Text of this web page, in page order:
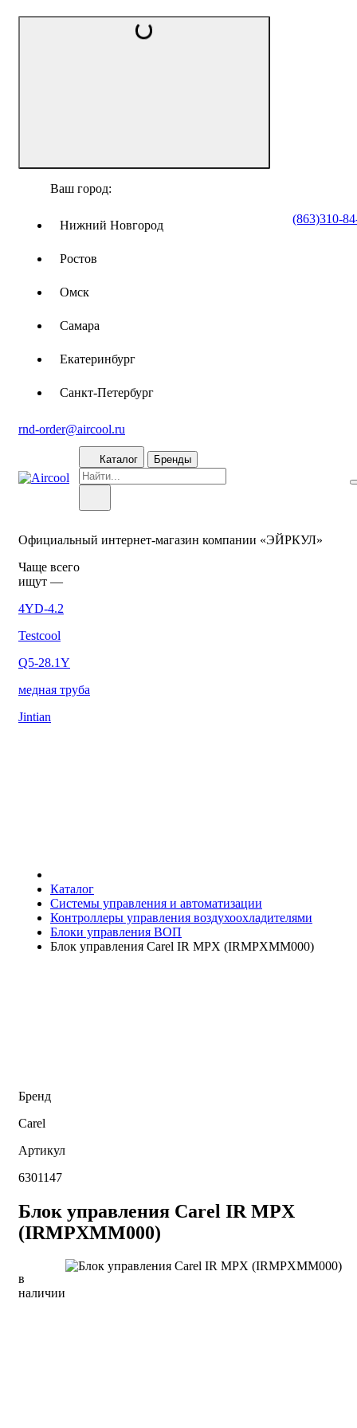
(863)310-
rnd-order@aircool.ru
Ваш город:
Нижний Новгород
Ростов
Омск
Самара
Екатеринбург
Санкт-Петербург
Каталог Бренды
Официальный интернет-магазин компании «ЭЙРКУЛ»
Чаще вcего
ищут —
4YD-4.2
Testcool
Q5-28.1Y
медная труба
Jintian
Каталог
Системы управления и автоматизации
Контроллеры управления воздухоохладителями
Блоки управления ВОП
Блок управления Carel IR MPX (IRMPXMM000)
Бренд
Carel
Артикул
6301147
Блок управления Carel IR MPX
(IRMPXMM000)
в
наличии